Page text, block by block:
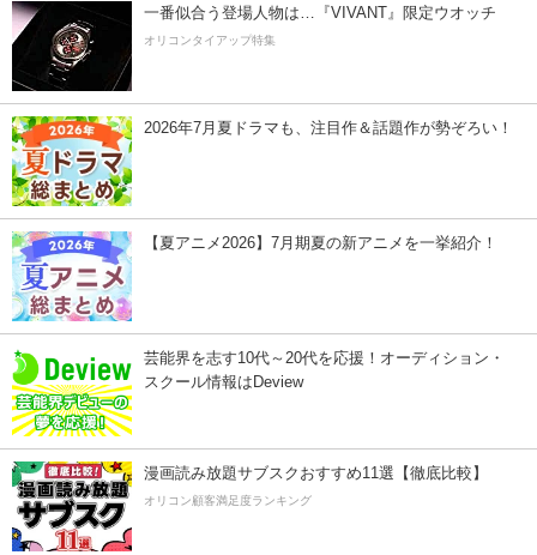
一番似合う登場人物は…『VIVANT』限定ウオッチ
オリコンタイアップ特集
2026年7月夏ドラマも、注目作＆話題作が勢ぞろい！
【夏アニメ2026】7月期夏の新アニメを一挙紹介！
芸能界を志す10代～20代を応援！オーディション・
スクール情報はDeview
漫画読み放題サブスクおすすめ11選【徹底比較】
オリコン顧客満足度ランキング